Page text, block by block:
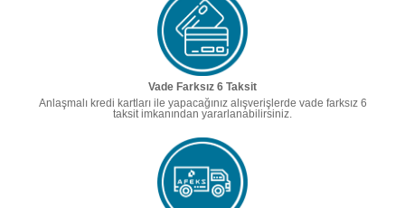
Vade Farksız 6 Taksit
Anlaşmalı kredi kartları ile yapacağınız alışverişlerde vade farksız 6
taksit imkanından yararlanabilirsiniz.